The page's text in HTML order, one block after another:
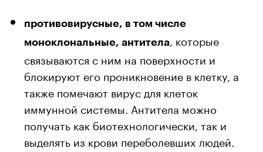
противовирусные, в том числе
моноклональные, антитела
, которые
связываются с ним на поверхности и
блокируют его проникновение в клетку, а
также помечают вирус для клеток
иммунной системы. Антитела можно
получать как биотехнологически, так и
выделять из крови переболевших людей.